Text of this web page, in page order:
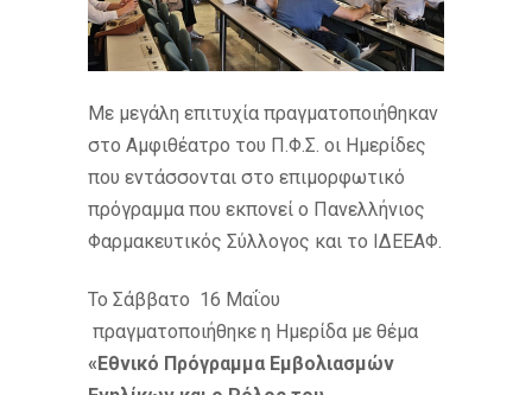
Με μεγάλη επιτυχία πραγματοποιήθηκαν
στο Αμφιθέατρο του Π.Φ.Σ. οι Ημερίδες
που εντάσσονται στο επιμορφωτικό
πρόγραμμα που εκπονεί ο Πανελλήνιος
Φαρμακευτικός Σύλλογος και το ΙΔΕΕΑΦ.
Το Σάββατο 16 Μαΐου
πραγματοποιήθηκε η Ημερίδα με θέμα
«Εθνικό Πρόγραμμα Εμβολιασμών